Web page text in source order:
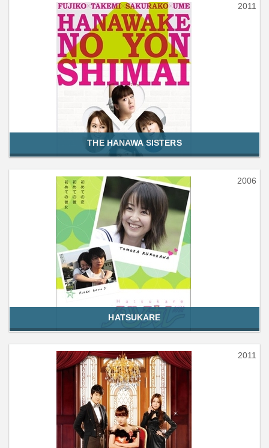
2011
THE HANAWA SISTERS
2006
HATSUKARE
2011